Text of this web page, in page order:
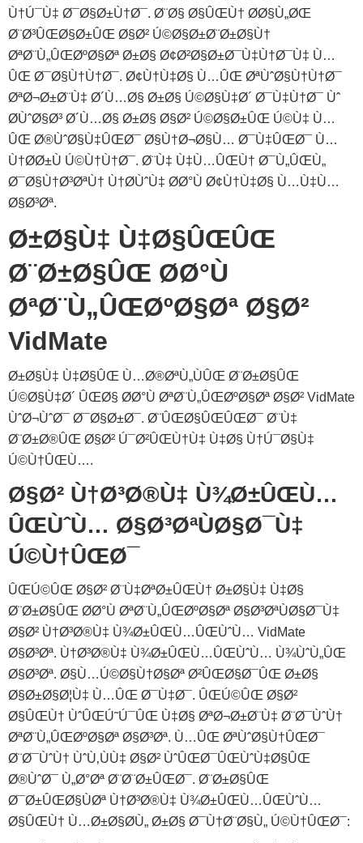
Ù†Ú¯Ù‡ Ø¯Ø§Ø±Ù†Ø¯. Ø¨Ø§ Ø§ÛŒÙ† Ø­Ø§Ù„ØŒ
Ø¨Ø³ÛŒØ§Ø±ÛŒ Ø§Ø² Ú©Ø§Ø±Ø¨Ø±Ø§Ù†
ØªØ¨Ù„ÛŒØºØ§Øª Ø±Ø§ Ø¢Ø²Ø§Ø±Ø¯Ù‡Ù†Ø¯Ù‡ Ù…
ÛŒ Ø¯Ø§Ù†Ù†Ø¯. Ø¢Ù†Ù‡Ø§ Ù…ÛŒ ØªÙˆØ§Ù†Ù†Ø¯
ØªØ¬Ø±Ø¨Ù‡ Ø´Ù…Ø§ Ø±Ø§ Ú©Ø§Ù‡Ø´ Ø¯Ù‡Ù†Ø¯ Ùˆ
Ø­ÙˆØ§Ø³ Ø´Ù…Ø§ Ø±Ø§ Ø§Ø² Ú©Ø§Ø±ÛŒ Ú©Ù‡ Ù…
ÛŒ Ø®ÙˆØ§Ù‡ÛŒØ¯ Ø§Ù†Ø¬Ø§Ù… Ø¯Ù‡ÛŒØ¯ Ù…
Ù†Ø­Ø±Ù Ú©Ù†Ù†Ø¯. Ø¨Ù‡ Ù‡Ù…ÛŒÙ† Ø¯Ù„ÛŒÙ„
Ø¯Ø§Ù†Ø³ØªÙ† Ù†Ø­ÙˆÙ‡ Ø­Ø°Ù Ø¢Ù†Ù‡Ø§ Ù…Ù‡Ù…
Ø§Ø³Øª.
Ø±Ø§Ù‡ Ù‡Ø§ÛŒÛŒ
Ø¨Ø±Ø§ÛŒ Ø­Ø°Ù
ØªØ¨Ù„ÛŒØºØ§Øª Ø§Ø²
VidMate
Ø±Ø§Ù‡ Ù‡Ø§ÛŒ Ù…Ø®ØªÙ„ÙÛŒ Ø¨Ø±Ø§ÛŒ
Ú©Ø§Ù‡Ø´ ÛŒØ§ Ø­Ø°Ù ØªØ¨Ù„ÛŒØºØ§Øª Ø§Ø² VidMate
ÙˆØ¬ÙˆØ¯ Ø¯Ø§Ø±Ø¯. Ø¨ÛŒØ§ÛŒÛŒØ¯ Ø¨Ù‡
Ø¨Ø±Ø®ÛŒ Ø§Ø² Ú¯Ø²ÛŒÙ†Ù‡ Ù‡Ø§ Ù†Ú¯Ø§Ù‡
Ú©Ù†ÛŒÙ….
Ø§Ø² Ù†Ø³Ø®Ù‡ Ù¾Ø±ÛŒÙ…
ÛŒÙˆÙ… Ø§Ø³ØªÙØ§Ø¯Ù‡
Ú©Ù†ÛŒØ¯
ÛŒÚ©ÛŒ Ø§Ø² Ø¨Ù‡ØªØ±ÛŒÙ† Ø±Ø§Ù‡ Ù‡Ø§
Ø¨Ø±Ø§ÛŒ Ø­Ø°Ù ØªØ¨Ù„ÛŒØºØ§Øª Ø§Ø³ØªÙØ§Ø¯Ù‡
Ø§Ø² Ù†Ø³Ø®Ù‡ Ù¾Ø±ÛŒÙ…ÛŒÙˆÙ… VidMate
Ø§Ø³Øª. Ù†Ø³Ø®Ù‡ Ù¾Ø±ÛŒÙ…ÛŒÙˆÙ… Ù¾ÙˆÙ„ÛŒ
Ø§Ø³Øª. Ø§Ù…Ú©Ø§Ù†Ø§Øª Ø²ÛŒØ§Ø¯ÛŒ Ø±Ø§
Ø§Ø±Ø§Ø¦Ù‡ Ù…ÛŒ Ø¯Ù‡Ø¯. ÛŒÚ©ÛŒ Ø§Ø²
Ø§ÛŒÙ† ÙˆÛŒÚ˜Ú¯ÛŒ Ù‡Ø§ ØªØ¬Ø±Ø¨Ù‡ Ø¨Ø¯ÙˆÙ†
ØªØ¨Ù„ÛŒØºØ§Øª Ø§Ø³Øª. Ù…ÛŒ ØªÙˆØ§Ù†ÛŒØ¯
Ø¨Ø¯ÙˆÙ† ÙˆÙ‚ÙÙ‡ Ø§Ø² ÙˆÛŒØ¯ÛŒÙˆÙ‡Ø§ÛŒ
Ø®ÙˆØ¯ Ù„Ø°Øª Ø¨Ø¨Ø±ÛŒØ¯. Ø¨Ø±Ø§ÛŒ
Ø¯Ø±ÛŒØ§ÙØª Ù†Ø³Ø®Ù‡ Ù¾Ø±ÛŒÙ…ÛŒÙˆÙ…
Ø§ÛŒÙ† Ù…Ø±Ø§Ø­Ù„ Ø±Ø§ Ø¯Ù†Ø¨Ø§Ù„ Ú©Ù†ÛŒØ¯: